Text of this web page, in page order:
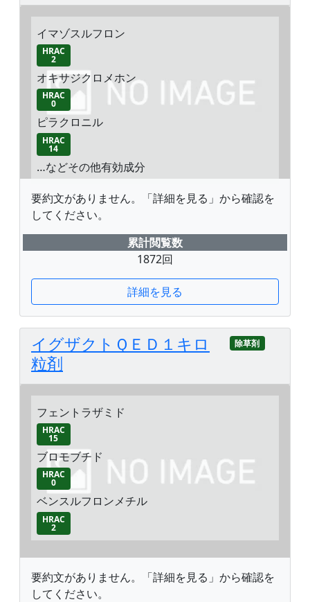
イマゾスルフロン
HRAC
2
オキサジクロメホン
HRAC
0
ピラクロニル
HRAC
14
…などその他有効成分
要約文がありません。「詳細を見る」から確認を
してください。
累計閲覧数
1872回
詳細を見る
イグザクトＱＥＤ１キロ
粒剤
除草剤
フェントラザミド
HRAC
15
ブロモブチド
HRAC
0
ベンスルフロンメチル
HRAC
2
要約文がありません。「詳細を見る」から確認を
してください。